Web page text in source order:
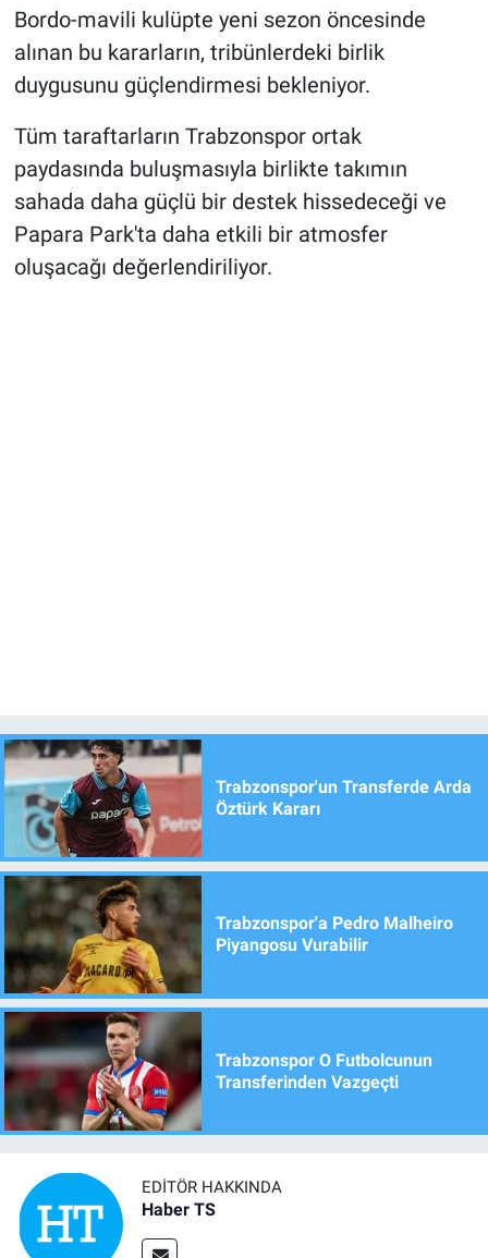
Bordo-mavili kulüpte yeni sezon öncesinde
alınan bu kararların, tribünlerdeki birlik
duygusunu güçlendirmesi bekleniyor.
Tüm taraftarların Trabzonspor ortak
paydasında buluşmasıyla birlikte takımın
sahada daha güçlü bir destek hissedeceği ve
Papara Park'ta daha etkili bir atmosfer
oluşacağı değerlendiriliyor.
Trabzonspor'un Transferde Arda
Öztürk Kararı
Trabzonspor'a Pedro Malheiro
Piyangosu Vurabilir
Trabzonspor O Futbolcunun
Transferinden Vazgeçti
EDITÖR HAKKINDA
Haber TS